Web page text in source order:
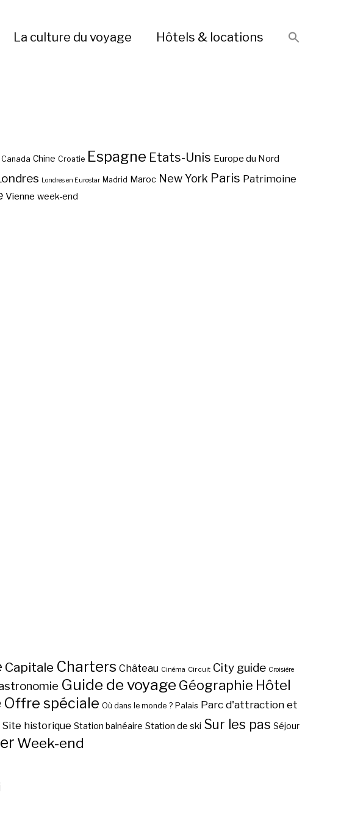
La culture du voyage Hôtels & locations
Canada Chine Croatie Espagne Etats-Unis Europe du Nord
Londres en Eurostar Madrid Maroc New York Paris Patrimoine
Vienne week-end
Capitale Charters Château Cinéma Circuit City guide Croisière
Guide de voyage Géographie Hôtel
Offre spéciale Où dans le monde ? Palais Parc d'attraction et
Site historique Station balnéaire Station de ski Sur les pas Séjour
Week-end